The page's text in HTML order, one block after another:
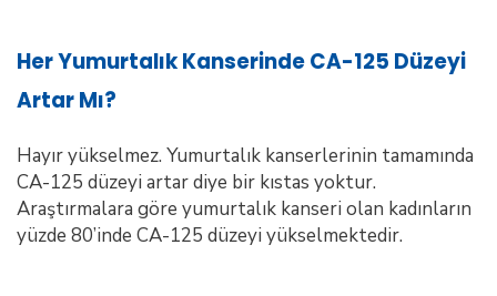
Her Yumurtalık Kanserinde CA-125 Düzeyi
Artar Mı?
Hayır yükselmez. Yumurtalık kanserlerinin tamamında
CA-125 düzeyi artar diye bir kıstas yoktur.
Araştırmalara göre yumurtalık kanseri olan kadınların
yüzde 80’inde CA-125 düzeyi yükselmektedir.